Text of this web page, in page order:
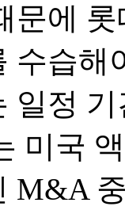
문에
수습해
일정
미국
M&A